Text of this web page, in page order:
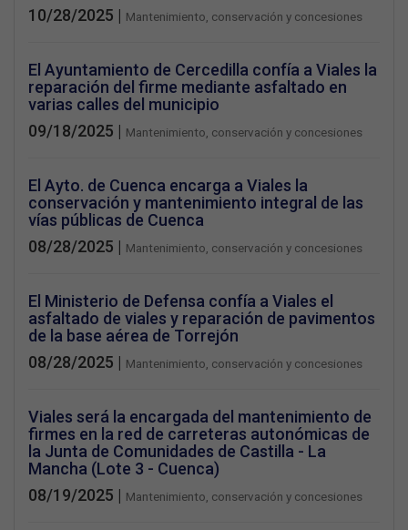
10/28/2025 | Mantenimiento, conservación y concesiones
El Ayuntamiento de Cercedilla confía a Viales la
reparación del firme mediante asfaltado en
varias calles del municipio
09/18/2025 | Mantenimiento, conservación y concesiones
El Ayto. de Cuenca encarga a Viales la
conservación y mantenimiento integral de las
vías públicas de Cuenca
08/28/2025 | Mantenimiento, conservación y concesiones
El Ministerio de Defensa confía a Viales el
asfaltado de viales y reparación de pavimentos
de la base aérea de Torrejón
08/28/2025 | Mantenimiento, conservación y concesiones
Viales será la encargada del mantenimiento de
firmes en la red de carreteras autonómicas de
la Junta de Comunidades de Castilla - La
Mancha (Lote 3 - Cuenca)
08/19/2025 | Mantenimiento, conservación y concesiones